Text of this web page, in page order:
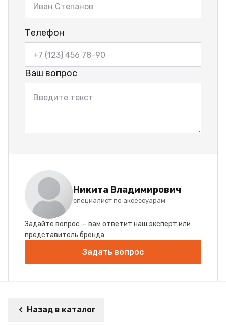
Телефон
Ваш вопрос
Никита Владимирович
специалист по аксессуарам
Задайте вопрос — вам ответит наш эксперт или
представитель бренда
Задать вопрос
Назад в каталог